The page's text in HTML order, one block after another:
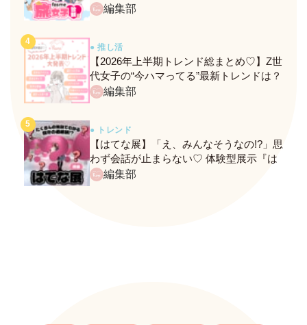
ト！編集部
● 推し活
【2026年上半期トレンド総まとめ♡】Z世
代女子の“今ハマってる”最新トレンドは？
ネクストバズ予報もチェック♪
編集部
● トレンド
【はてな展】「え、みんなそうなの!?」思
わず会話が止まらない♡ 体験型展示『は
てな展』に行ってきたレポ
編集部